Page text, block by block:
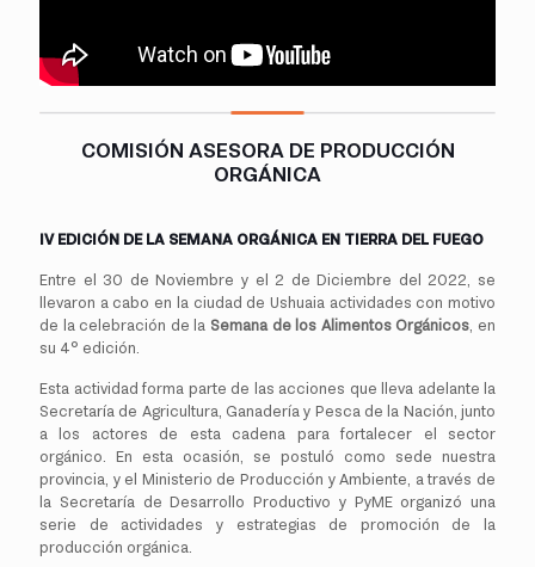
COMISIÓN ASESORA DE PRODUCCIÓN
ORGÁNICA
IV EDICIÓN DE LA SEMANA ORGÁNICA EN TIERRA DEL FUEGO
Entre el 30 de Noviembre y el 2 de Diciembre del 2022, se
llevaron a cabo en la ciudad de Ushuaia actividades con motivo
de la celebración de la Semana de los Alimentos Orgánicos, en
su 4° edición.
Esta actividad forma parte de las acciones que lleva adelante la
Secretaría de Agricultura, Ganadería y Pesca de la Nación, junto
a los actores de esta cadena para fortalecer el sector
orgánico. En esta ocasión, se postuló como sede nuestra
provincia, y el Ministerio de Producción y Ambiente, a través de
la Secretaría de Desarrollo Productivo y PyME organizó una
serie de actividades y estrategias de promoción de la
producción orgánica.